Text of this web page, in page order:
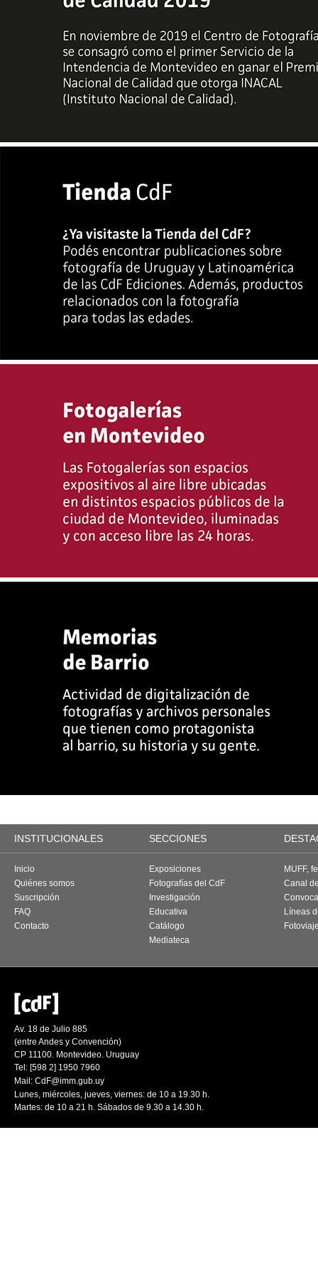
INSTITUCIONALES SECCIONES
Inicio
Quiénes somos
Suscripción
FAQ
Contacto
Exposiciones
Fotografías del CdF
Investigación
Educativa
Catálogo
Mediateca
MUFF,
Canal
Líneas
Av. 18 de Julio 885
(entre Andes y Convención)
CP 11100. Montevideo. Uruguay
Tel: [598 2] 1950 7960
Mail: CdF@imm.gub.uy
Lunes, miércoles, jueves, viernes: de 10 a 19.30 h.
Martes: de 10 a 21 h. Sábados de 9.30 a 14.30 h.